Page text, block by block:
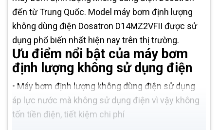
đến từ Trung Quốc. Model máy bơm định lượng
không dùng điện Dosatron D14MZ2VFII được sử
dụng phổ biến nhất hiện nay trên thị trường.
Ưu điểm nổi bật của máy bơm
định lượng không sử dụng điện
• Máy bơm định lượng không dùng điện sử dụng
áp lực nước mà không sử dụng điện vì vậy không
tốn tiền điện, tiết kiệm chi phí